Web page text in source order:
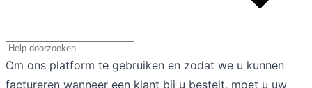
Om ons platform te gebruiken en zodat we u kunnen
factureren wanneer een klant bij u bestelt, moet u uw